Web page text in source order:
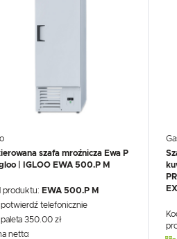
szafa mroźnicza Ewa P
| IGLOO EWA 500.P M
produktu: EWA 500.P M
potwierdź telefonicznie
paleta 350.00 zł
netto: